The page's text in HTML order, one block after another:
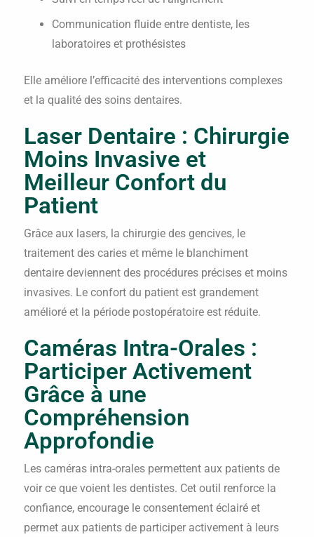
Communication fluide entre dentiste, les
laboratoires et prothésistes
Elle améliore l’efficacité des interventions complexes
et la qualité des soins dentaires.
Laser Dentaire : Chirurgie
Moins Invasive et
Meilleur Confort du
Patient
Grâce aux lasers, la chirurgie des gencives, le
traitement des caries et même le blanchiment
dentaire deviennent des procédures précises et moins
invasives. Le confort du patient est grandement
amélioré et la période postopératoire est réduite.
Caméras Intra-Orales :
Participer Activement
Grâce à une
Compréhension
Approfondie
Les caméras intra-orales permettent aux patients de
voir ce que voient les dentistes. Cet outil renforce la
confiance, encourage le consentement éclairé et
permet aux patients de participer activement à leurs